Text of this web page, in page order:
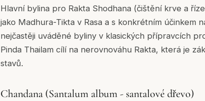
Hlavní bylina pro Rakta Shodhana (čištění krve a
jako Madhura-Tikta v Rasa a s konkrétním účinkem
nejčastěji uváděné byliny v klasických přípravcích
Pinda Thailam cílí na nerovnováhu Rakta, která je
stavů.
Chandana (Santalum album - santalové dřevo)